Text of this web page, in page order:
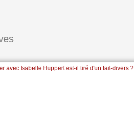
avec Isabelle Huppert est-il tiré d'un fait-divers ?